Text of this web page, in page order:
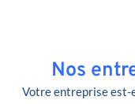
Nos
Votre entreprise est-